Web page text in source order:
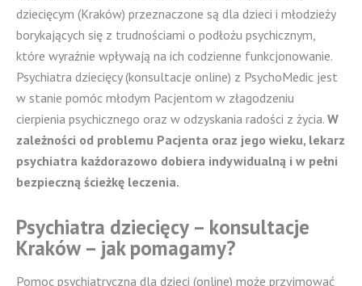
dziecięcym (Kraków) przeznaczone są dla dzieci i młodzieży
borykających się z trudnościami o podłożu psychicznym,
które wyraźnie wpływają na ich codzienne funkcjonowanie.
Psychiatra dziecięcy (konsultacje online) z PsychoMedic jest
w stanie pomóc młodym Pacjentom w złagodzeniu
cierpienia psychicznego oraz w odzyskania radości z życia. W
zależności od problemu Pacjenta oraz jego wieku, lekarz
psychiatra każdorazowo dobiera indywidualną i w pełni
bezpieczną ścieżkę leczenia.
Psychiatra dziecięcy – konsultacje
Kraków – jak pomagamy?
Pomoc psychiatryczna dla dzieci (online) może przyjmować